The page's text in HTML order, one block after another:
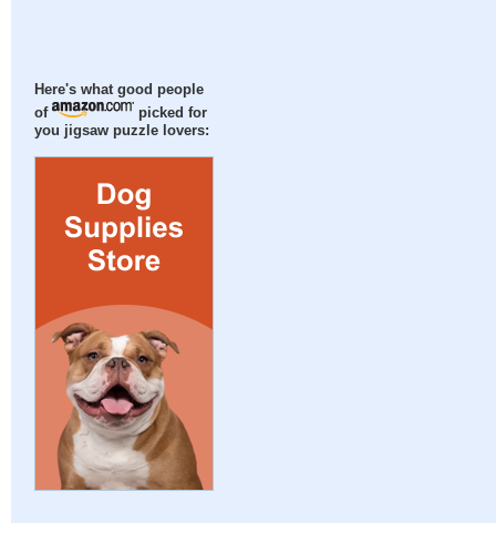
Here's what good people
of
picked for
you jigsaw puzzle lovers: